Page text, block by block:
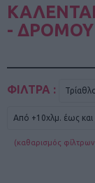
-
ΦΙΛΤΡΑ :
(καθαρισμός